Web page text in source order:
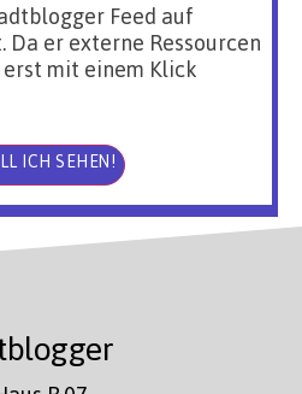
Feed auf
Da er externe Ressourcen
mit einem Klick
ICH SEHEN!